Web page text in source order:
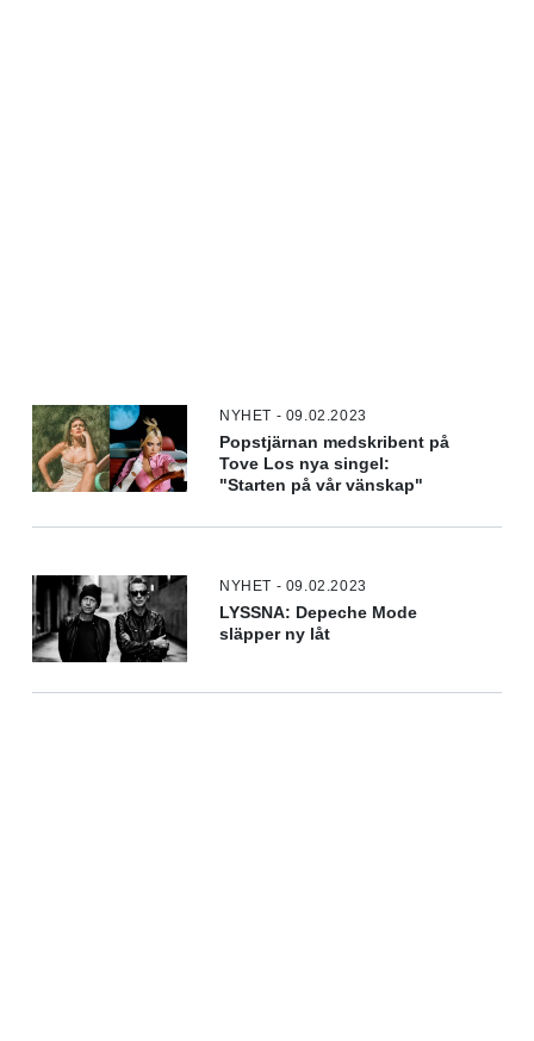
NYHET - 09.02.2023
Popstjärnan medskribent på
Tove Los nya singel:
"Starten på vår vänskap"
NYHET - 09.02.2023
LYSSNA: Depeche Mode
släpper ny låt